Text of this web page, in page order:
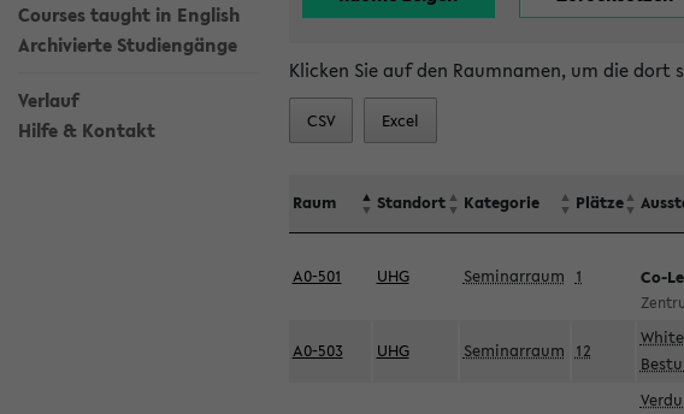
Courses taught in English
Archivierte Studiengänge
Verlauf
Hilfe & Kontakt
Klicken Sie auf den Raumnamen, um die
CSV Excel
Raum Standort Kategorie Plätze
A0-501 UHG Seminarraum 1 Co-
A0-503 UHG Seminarraum 12